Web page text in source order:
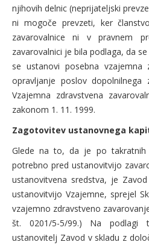
njihovih delnic (neprijateljski
ni mogoče prevzeti, ker
zavarovalnice ni v pravnem
zavarovalnici je bila podlaga, da
se ustanovi posebna vzajemna
opravljanje poslov dopolnilnega
Vzajemna zdravstvena
zakonom 1. 11. 1999.
Zagotovitev ustanovnega
Glede na to, da je po takratnih
potrebno pred ustanovitvijo
ustanovitvena sredstva, je
ustanovitvijo Vzajemne, sprejel
vzajemno zdravstveno
št. 0201/5-5/99.) Na podlagi
ustanovitelj Zavod v skladu z